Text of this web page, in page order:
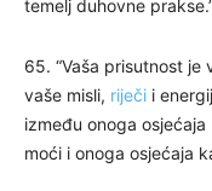
temelj duhovne
65. “Vaša prisutnost je
vaše misli, riječi i
između onoga
moći i onoga osjećaja